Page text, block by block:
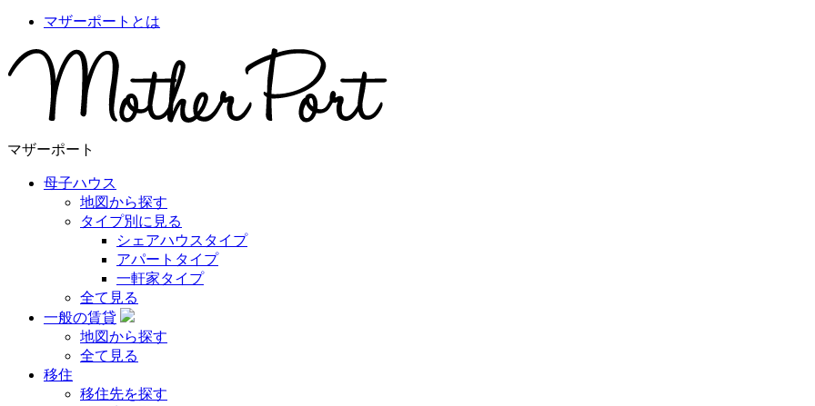
マザーポートとは
マザーポート
母子ハウス
地図から探す
タイプ別に見る
シェアハウスタイプ
アパートタイプ
一軒家タイプ
全て見る
一般の賃貸
地図から探す
全て見る
移住
移住先を探す